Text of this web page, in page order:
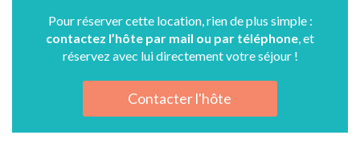
Pour réserver cette location, rien de plus simple :
contactez l’hôte par mail ou par téléphone, et
réservez avec lui directement votre séjour !
Contacter l'hôte